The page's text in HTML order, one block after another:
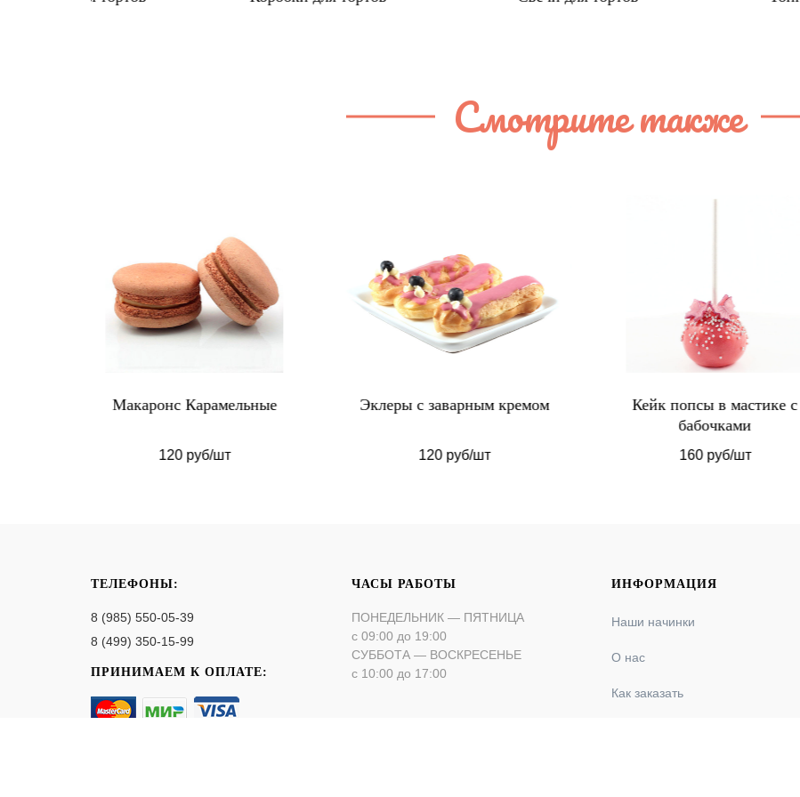
Смотрите также
Эклеры с заварным кремом
120 руб/шт
Кейк попсы в мастике с
160 руб/шт
Открытый торт Рустик
3 000 руб/кг
ТЕЛЕФОНЫ:
8 (985) 550-05-39
8 (499) 350-15-99
ПРИНИМАЕМ К ОПЛАТЕ:
ЧАСЫ РАБОТЫ
ПОНЕДЕЛЬНИК — ПЯТНИЦА
с 09:00 до 19:00
СУББОТА — ВОСКРЕСЕНЬЕ
с 10:00 до 17:00
ИНФОРМАЦИЯ
Наши начинки
О нас
Как заказать